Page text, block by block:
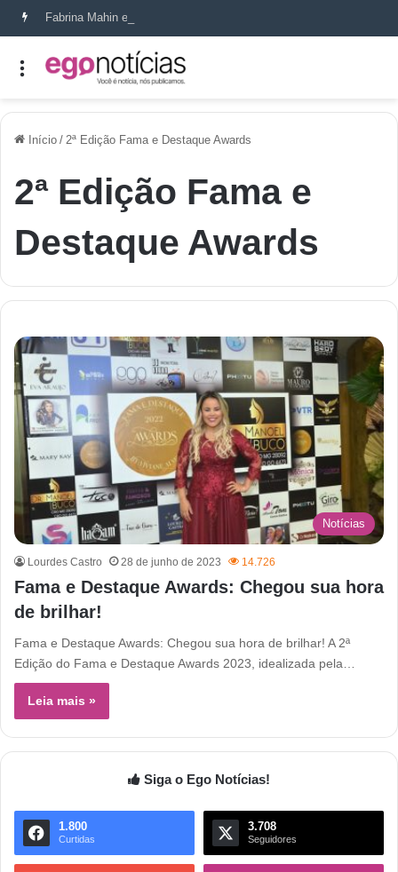
Fabrina Mahin e a arte de reconstruir confiança
Início / 2ª Edição Fama e Destaque Awards
2ª Edição Fama e
Destaque Awards
Notícias
Lourdes Castro 28 de junho de 2023 14.726
Fama e Destaque Awards: Chegou sua hora
de brilhar!
Fama e Destaque Awards: Chegou sua hora de brilhar! A 2ª
Edição do Fama e Destaque Awards 2023, idealizada pela…
Leia mais »
Siga o Ego Notícias!
1.800
Curtidas
3.708
Seguidores